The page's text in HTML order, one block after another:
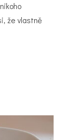
že vlastně